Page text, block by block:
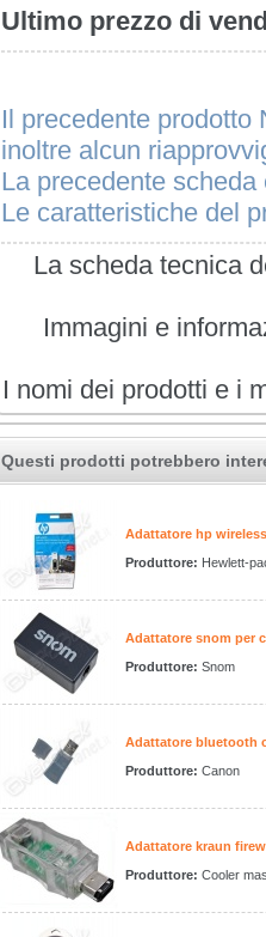
Ultimo prezzo di
Il precedente prodotto
inoltre alcun
La precedente
Le caratteristiche del
La scheda tecnica
Immagini e
I nomi dei prodotti e i
Questi prodotti potrebbero
Adattatore hp
Produttore: Hewlett-
Adattatore snom per
Produttore: Snom
Adattatore bluetooth
Produttore: Canon
Adattatore kraun
Produttore: Cooler